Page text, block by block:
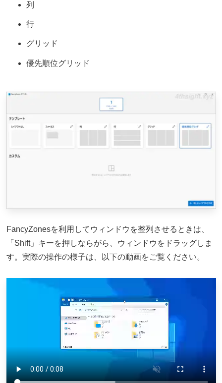
列
行
グリッド
優先順位グリッド
FancyZonesを利用してウィンドウを整列させるときは、
「Shift」キーを押しならがら、ウィンドウをドラッグしま
す。実際の操作の様子は、以下の動画をご覧ください。